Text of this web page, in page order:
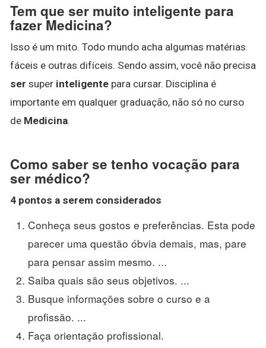
Tem que ser muito inteligente para
fazer Medicina?
Isso é um mito. Todo mundo acha algumas matérias
fáceis e outras difíceis. Sendo assim, você não precisa
ser super inteligente para cursar. Disciplina é
importante em qualquer graduação, não só no curso
de Medicina.
Como saber se tenho vocação para
ser médico?
4 pontos a serem considerados
Conheça seus gostos e preferências. Esta pode
parecer uma questão óbvia demais, mas, pare
para pensar assim mesmo. ...
Saiba quais são seus objetivos. ...
Busque informações sobre o curso e a
profissão. ...
Faça orientação profissional.